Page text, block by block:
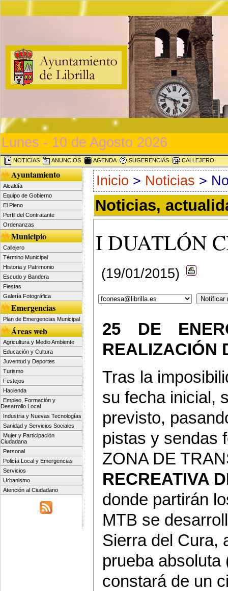
Lunes - 10 de Agosto 2026
NOTICIAS ANUNCIOS AGENDA SUGERENCIAS CALLEJERO
Ayuntamiento
Alcaldía
Equipo de Gobierno
El Pleno
Perfil del Contratante
Ordenanzas
Municipio
Callejero
Término Municipal
Historia y Patrimonio
Escudo y Bandera
Fiestas
Galería Fotográfica
Emergencias
Plan de Emergencias Municipal
Áreas web
Agricultura y Medio Ambiente
Educación y Cultura
Juventud y Deportes
Turismo
Festejos
Hacienda
Empleo, Formación y
Desarrollo Local
Industria y Nuevas Tecnologías
Sanidad y Servicios Sociales
Mujer y Participación
Ciudadana
Personal
Policía Local y Emergencias
Servicios
Urbanismo
Atención al Ciudadano
Inicio > Noticias >
Noticias,
I DUATLÓN
(19/01/2015)
25 DE
REALIZACIÓN
Tras la
su fecha inicial,
previsto,
pistas y sendas
ZONA DE
RECREATIVA
donde partirán
MTB se
Sierra del Cura,
prueba absoluta
constará de un